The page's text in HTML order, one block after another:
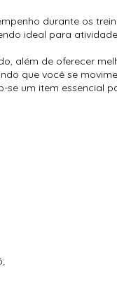
durante os
ideal para
além de oferecer
que você se
se um item essencial